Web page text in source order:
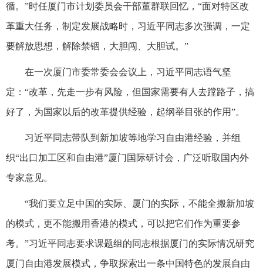
循。”时任厦门市计划委员会干部董群联回忆，“面对特区改
革重大任务，制定发展战略时，习近平同志多次强调，一定
要解放思想，解除禁锢，大胆闯、大胆试。”
在一次厦门市委常委会会议上，习近平同志语气坚
定：“改革，先走一步有风险，但国家需要有人去蹚路子，搞
好了，为国家以后的改革提供经验，起纲举目张的作用”。
习近平同志带队到新加坡等地学习自由港经验，并组
织“出口加工区和自由港”厦门国际研讨会，广泛听取国内外
专家意见。
“我们要立足中国的实际、厦门的实际，不能全搬新加坡
的模式，更不能搬用香港的模式，可以把它们作为重要参
考。”习近平同志要求课题组的同志根据厦门的实际情况研究
厦门自由港发展模式，争取探索出一条中国特色的发展自由